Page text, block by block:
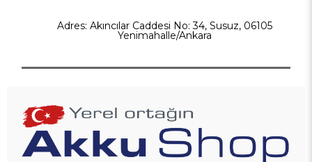
Adres: Akıncılar Caddesi No: 34, Susuz, 06105
Yenimahalle/Ankara